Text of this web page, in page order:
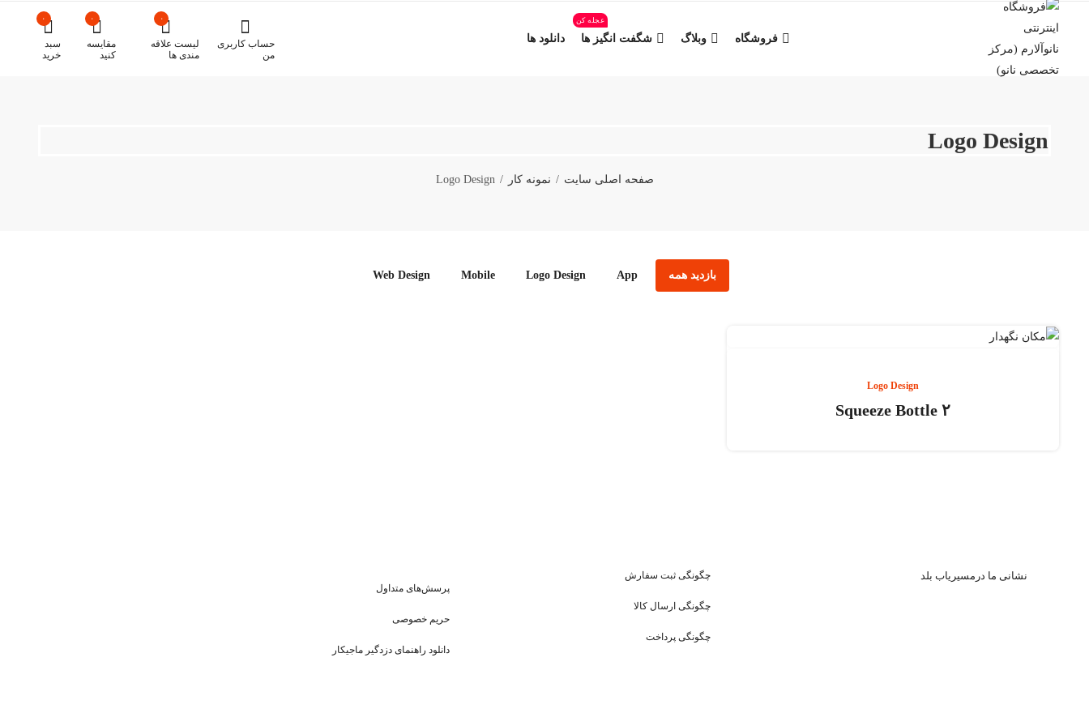
فروشگاه وبلاگ شگفت انگیز ها
عجله کن
دانلود ها
حساب کاربری
من
۰
لیست علاقه
مندی ها
۰
مقایسه
کنید
۰
سبد
خرید
Logo Design
صفحه اصلی سایت نمونه کار Logo Design
بازدید همه App
Logo Design
Mobile
Web Design
Logo Design
Squeeze Bottle ۲
نشانی ما درمسیریاب بلد چگونگی ثبت سفارش
چگونگی ارسال کالا
چگونگی پرداخت
پرسش‌های متداول
حریم خصوصی
دانلود راهنمای دزدگیر ماجیکار